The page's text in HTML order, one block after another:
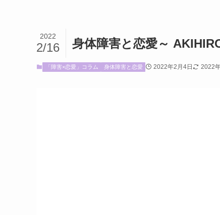
身体障害と恋愛～
2022
2/16
「障害×恋愛」コラム 身体障害と恋愛 2022年2月4日 2022